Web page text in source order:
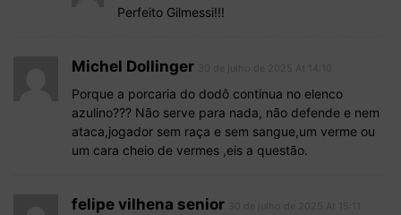
Perfeito Gilmessi!!!
Michel Dollinger
Porque a porcaria do dodô continua no elenco
azulino??? Não serve para nada, não defende e nem
ataca,jogador sem raça e sem sangue,um verme ou
um cara cheio de vermes ,eis a questão.
felipe vilhena senior